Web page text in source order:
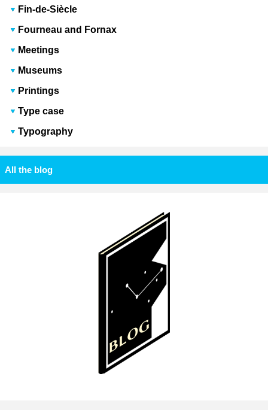
Fin-de-Siècle
Fourneau and Fornax
Meetings
Museums
Printings
Type case
Typography
All the blog